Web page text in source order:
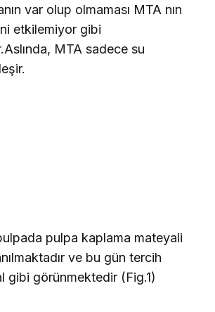
var olup olmaması MTA nın
etkilemiyor gibi
MTA sadece su
pulpa kaplama mateyali
ve bu gün tercih
gibi görünmektedir (Fig.1)